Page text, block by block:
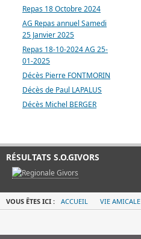
Repas 18 Octobre 2024
AG Repas annuel Samedi
25 Janvier 2025
Repas 18-10-2024 AG 25-
01-2025
Décès Pierre FONTMORIN
Décès de Paul LAPALUS
Décès Michel BERGER
RÉSULTATS S.O.GIVORS
VOUS ÊTES ICI : ACCUEIL VIE AMICALE